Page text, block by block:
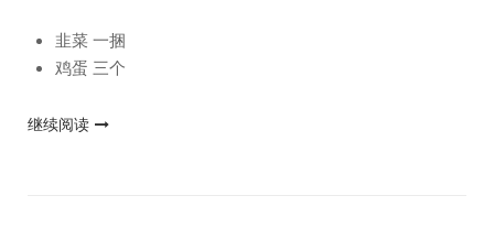
韭菜 一捆
鸡蛋 三个
"韭
继续阅读